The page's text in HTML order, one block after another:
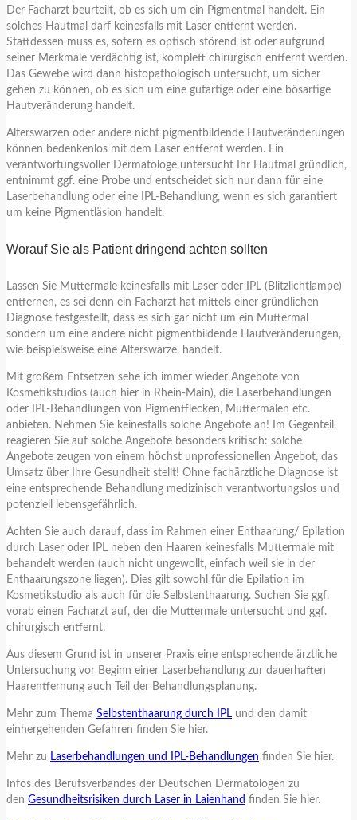
Der Facharzt beurteilt, ob es sich um ein Pigmentmal handelt. Ein
solches Hautmal darf keinesfalls mit Laser entfernt werden.
Stattdessen muss es, sofern es optisch störend ist oder aufgrund
seiner Merkmale verdächtig ist, komplett chirurgisch entfernt werden.
Das Gewebe wird dann histopathologisch untersucht, um sicher
gehen zu können, ob es sich um eine gutartige oder eine bösartige
Hautveränderung handelt.
Alterswarzen oder andere nicht pigmentbildende Hautveränderungen
können bedenkenlos mit dem Laser entfernt werden. Ein
verantwortungsvoller Dermatologe untersucht Ihr Hautmal gründlich,
entnimmt ggf. eine Probe und entscheidet sich nur dann für eine
Laserbehandlung oder eine IPL-Behandlung, wenn es sich garantiert
um keine Pigmentläsion handelt.
Worauf Sie als Patient dringend achten sollten
Lassen Sie Muttermale keinesfalls mit Laser oder IPL (Blitzlichtlampe)
entfernen, es sei denn ein Facharzt hat mittels einer gründlichen
Diagnose festgestellt, dass es sich gar nicht um ein Muttermal
sondern um eine andere nicht pigmentbildende Hautveränderungen,
wie beispielsweise eine Alterswarze, handelt.
Mit großem Entsetzen sehe ich immer wieder Angebote von
Kosmetikstudios (auch hier in Rhein-Main), die Laserbehandlungen
oder IPL-Behandlungen von Pigmentflecken, Muttermalen etc.
anbieten. Nehmen Sie keinesfalls solche Angebote an! Im Gegenteil,
reagieren Sie auf solche Angebote besonders kritisch: solche
Angebote zeugen von einem höchst unprofessionellen Angebot, das
Umsatz über Ihre Gesundheit stellt! Ohne fachärztliche Diagnose ist
eine entsprechende Behandlung medizinisch verantwortungslos und
potenziell lebensgefährlich.
Achten Sie auch darauf, dass im Rahmen einer Enthaarung/ Epilation
durch Laser oder IPL neben den Haaren keinesfalls Muttermale mit
behandelt werden (auch nicht ungewollt, einfach weil sie in der
Enthaarungszone liegen). Dies gilt sowohl für die Epilation im
Kosmetikstudio als auch für die Selbstenthaarung. Suchen Sie ggf.
vorab einen Facharzt auf, der die Muttermale untersucht und ggf.
chirurgisch entfernt.
Aus diesem Grund ist in unserer Praxis eine entsprechende ärztliche
Untersuchung vor Beginn einer Laserbehandlung zur dauerhaften
Haarentfernung auch Teil der Behandlungsplanung.
Mehr zum Thema Selbstenthaarung durch IPL und den damit
einhergehenden Gefahren finden Sie hier.
Mehr zu Laserbehandlungen und IPL-Behandlungen finden Sie hier.
Infos des Berufsverbandes der Deutschen Dermatologen zu
den Gesundheitsrisiken durch Laser in Laienhand finden Sie hier.